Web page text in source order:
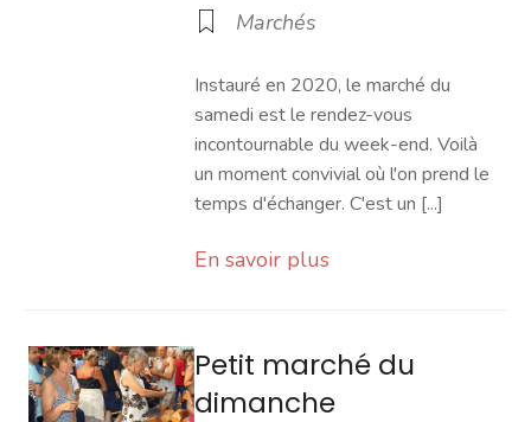
Marchés
Instauré en 2020, le marché du
samedi est le rendez-vous
incontournable du week-end. Voilà
un moment convivial où l'on prend le
temps d'échanger. C'est un [...]
En savoir plus
Petit marché du
dimanche